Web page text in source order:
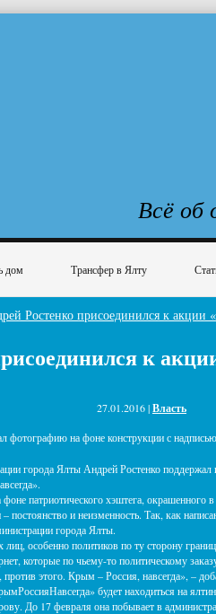
Всё об
дом Трансфер в Ялту
Ростенко присоединился к акции
к
27.01.2016 |Власть
фотографию на фоне конструкции с
города Ялты Андрей Ростенко
патриотического хэштега, окрашенного
постоянство и неизменность. Так, как
города Ялты.
лиц, особенно политиков по ту сторону
которые по чьему-то политическому
этого. Крым – Россия, навсегда», –
будет находиться на
До 17 февраля она побывает в